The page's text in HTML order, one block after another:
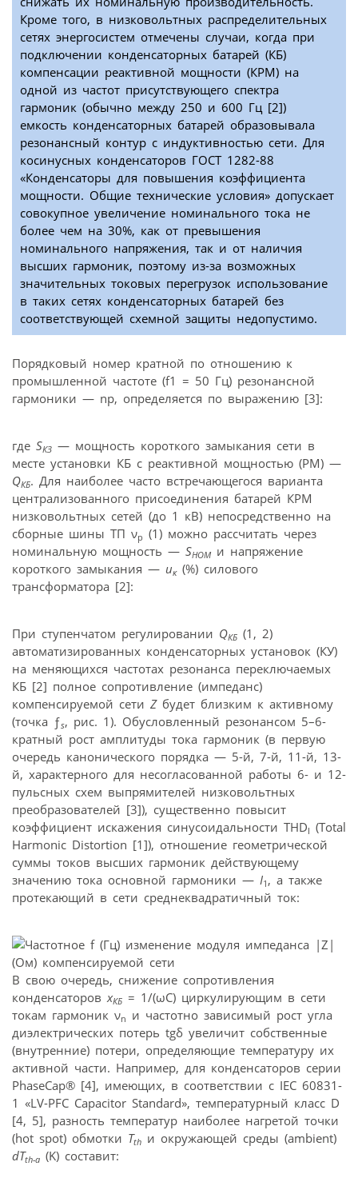
Кроме того, в низковольтных распределительных
сетях энергосистем отмечены случаи, когда при
подключении конденсаторных батарей (КБ)
компенсации реактивной мощности (КРМ) на
одной из частот присутствующего спектра
гармоник (обычно между 250 и 600 Гц [2])
емкость конденсаторных батарей образовывала
резонансный контур с индуктивностью сети. Для
косинусных конденсаторов ГОСТ 1282-88
«Конденсаторы для повышения коэффициента
мощности. Общие технические условия» допускает
совокупное увеличение номинального тока не
более чем на 30%, как от превышения
номинального напряжения, так и от наличия
высших гармоник, поэтому из-за возможных
значительных токовых перегрузок использование
в таких сетях конденсаторных батарей без
соответствующей схемной защиты недопустимо.
Порядковый номер кратной по отношению к
промышленной частоте (f1 = 50 Гц) резонансной
гармоники — nр, определяется по выражению [3]:
где SКЗ — мощность короткого замыкания сети в
месте установки КБ с реактивной мощностью (РМ) —
QКБ. Для наиболее часто встречающегося варианта
централизованного присоединения батарей КРМ
низковольтных сетей (до 1 кВ) непосредственно на
сборные шины ТП νр (1) можно рассчитать через
номинальную мощность — SНОМи напряжение
короткого замыкания — uк(%) силового
трансформатора [2]:
При ступенчатом регулировании QКБ (1, 2)
автоматизированных конденсаторных установок (КУ)
на меняющихся частотах резонанса переключаемых
КБ [2] полное сопротивление (импеданс)
компенсируемой сети Zбудет близким к активному
(точка ƒs, рис. 1). Обусловленный резонансом 5–6-
кратный рост амплитуды тока гармоник (в первую
очередь канонического порядка — 5-й, 7-й, 11-й, 13-
й, характерного для несогласованной работы 6- и 12-
пульсных схем выпрямителей низковольтных
преобразователей [3]), существенно повысит
коэффициент искажения синусоидальности THDI (Total
Harmonic Distortion [1]), отношение геометрической
суммы токов высших гармоник действующему
значению тока основной гармоники — I1 , а также
протекающий в сети среднеквадратичный ток:
В свою очередь, снижение сопротивления
конденсаторовxКБ = 1/(ωС) циркулирующим в сети
токам гармоник νn и частотно зависимый рост угла
диэлектрических потерь tgδ увеличит собственные
(внутренние) потери, определяющие температуру их
активной части. Например, для конденсаторов серии
PhaseCap® [4], имеющих, в соответствии с IEC 60831-
1 «LV-PFC Capacitor Standard», температурный класс D
[4, 5], разность температур наиболее нагретой точки
(hot spot) обмотки Tth и окружающей среды (ambient)
dTth-a (K) составит: